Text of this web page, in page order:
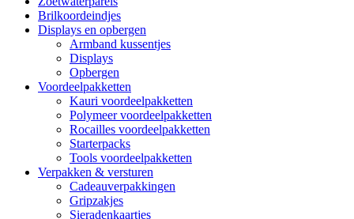
Brilkoordeindjes
Displays en opbergen
Armband kussentjes
Displays
Opbergen
Voordeelpakketten
Kauri voordeelpakketten
Polymeer voordeelpakketten
Rocailles voordeelpakketten
Starterpacks
Tools voordeelpakketten
Verpakken & versturen
Cadeauverpakkingen
Gripzakjes
Sieradenkaartjes